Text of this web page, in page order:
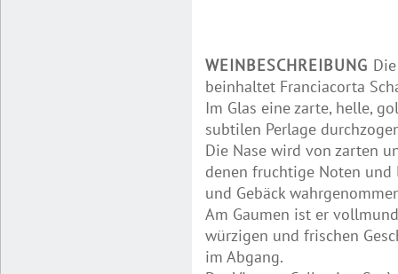
WEINBESCHREIBUNG
beinhaltet Franciacorta
Im Glas eine zarte, helle,
subtilen Perlage
Die Nase wird von zarten
denen fruchtige Noten
und Gebäck
Am Gaumen ist er
würzigen und frischen
im Abgang.